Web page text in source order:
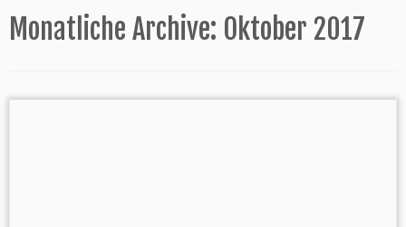
Monatliche Archive: Oktober 2017